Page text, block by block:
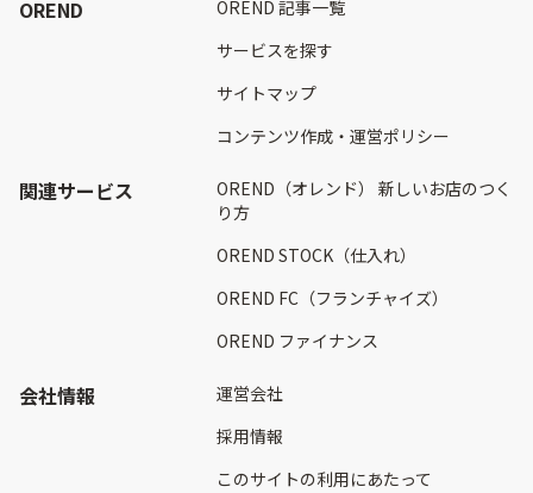
OREND
OREND 記事一覧
サービスを探す
サイトマップ
コンテンツ作成・運営ポリシー
関連サービス
OREND（オレンド） 新しいお店のつく
り方
OREND STOCK（仕入れ）
OREND FC（フランチャイズ）
OREND ファイナンス
会社情報
運営会社
採用情報
このサイトの利用にあたって